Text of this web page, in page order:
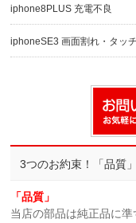
iphone8PLUS 充電不良
iphoneSE3 画面割れ・タッ
3つのお約束！「品質
「品質」
当店の部品は純正品に準